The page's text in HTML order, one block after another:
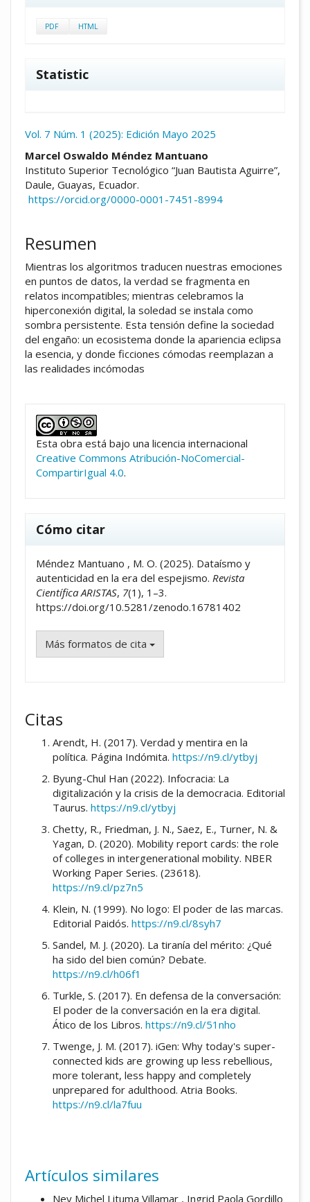
PDF HTML
Statistic
Vol. 7 Núm. 1 (2025): Edición Mayo 2025
Marcel Oswaldo Méndez Mantuano
Instituto Superior Tecnológico “Juan Bautista Aguirre”,
Daule, Guayas, Ecuador.
https://orcid.org/0000-0001-7451-8994
Resumen
Mientras los algoritmos traducen nuestras emociones
en puntos de datos, la verdad se fragmenta en
relatos incompatibles; mientras celebramos la
hiperconexión digital, la soledad se instala como
sombra persistente. Esta tensión define la sociedad
del engaño: un ecosistema donde la apariencia eclipsa
la esencia, y donde ficciones cómodas reemplazan a
las realidades incómodas
Esta obra está bajo una licencia internacional
Creative Commons Atribución-NoComercial-
CompartirIgual 4.0.
Cómo citar
Méndez Mantuano , M. O. (2025). Dataísmo y
autenticidad en la era del espejismo. Revista
Científica ARISTAS, 7(1), 1–3.
https://doi.org/10.5281/zenodo.16781402
Más formatos de cita
Citas
Arendt, H. (2017). Verdad y mentira en la
política. Página Indómita. https://n9.cl/ytbyj
Byung-Chul Han (2022). Infocracia: La
digitalización y la crisis de la democracia. Editorial
Taurus. https://n9.cl/ytbyj
Chetty, R., Friedman, J. N., Saez, E., Turner, N. &
Yagan, D. (2020). Mobility report cards: the role
of colleges in intergenerational mobility. NBER
Working Paper Series. (23618).
https://n9.cl/pz7n5
Klein, N. (1999). No logo: El poder de las marcas.
Editorial Paidós. https://n9.cl/8syh7
Sandel, M. J. (2020). La tiranía del mérito: ¿Qué
ha sido del bien común? Debate.
https://n9.cl/h06f1
Turkle, S. (2017). En defensa de la conversación:
El poder de la conversación en la era digital.
Ático de los Libros. https://n9.cl/51nho
Twenge, J. M. (2017). iGen: Why today's super-
connected kids are growing up less rebellious,
more tolerant, less happy and completely
unprepared for adulthood. Atria Books.
https://n9.cl/la7fuu
Artículos similares
Ney Michel Lituma Villamar , Ingrid Paola Gordillo